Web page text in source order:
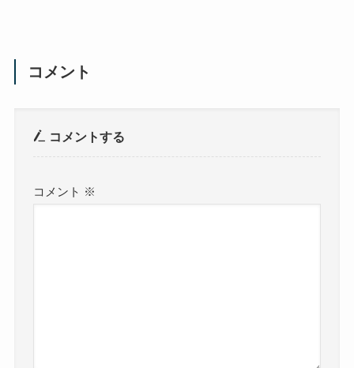
コメント
コメントする
コメント ※